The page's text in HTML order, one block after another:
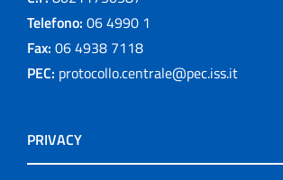
Telefono: 06 4990 1
Fax: 06 4938 7118
PEC: protocollo.centrale@pec.iss.it
PRIVACY